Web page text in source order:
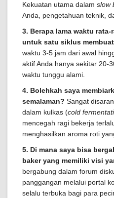
Kekuatan utama dalam slow
Anda, pengetahuan teknik,
3. Berapa lama waktu
untuk satu siklus
waktu 3-5 jam dari awal
aktif Anda hanya sekitar 20-
waktu tunggu alami.
4. Bolehkah saya
semalaman? Sangat
dalam kulkas (cold
mencegah ragi bekerja
menghasilkan aroma roti
5. Di mana saya bisa
baker yang memiliki visi
bergabung dalam forum
panggangan melalui portal
selalu terbuka bagi para